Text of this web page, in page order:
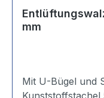
mm
Mit U-Bügel und